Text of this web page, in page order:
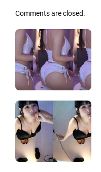
Comments are closed.